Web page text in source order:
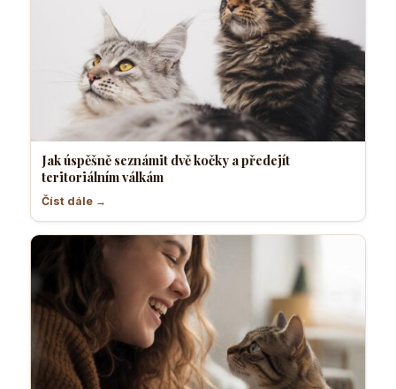
Jak úspěšně seznámit dvě kočky a předejít
teritoriálním válkám
Číst dále →